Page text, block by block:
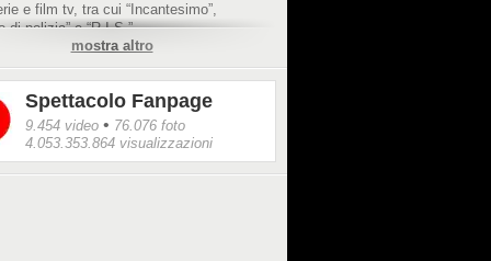
e film tv, tra cui “Incantesimo”,
di polizia” e “R.I.S.”.
mostra altro
Spettacolo Fanpage
9.454 video • 76.076 foto
4.053.353.864 visualizzazioni